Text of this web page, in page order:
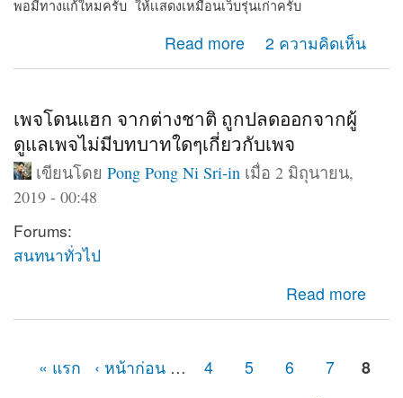
พอมีทางแก้ใหมครับ ให้เเสดงเหมือนเว็บรุ่นเก่าครับ
Read more
about Web shows on computer only 2 ความคิดเห็น
เพจโดนแฮก จากต่างชาติ ถูกปลดออกจากผู้
ดูแลเพจไม่มีบทบาทใดๆเกี่ยวกับเพจ
เขียนโดย Pong Pong Ni Sri-in เมื่อ 2 มิถุนายน,
2019 - 00:48
Forums:
สนทนาทั่วไป
Read more
about เพจโดนแฮก จากต่างชาติ ถูกปลดออกจากผู้ดูแลเพจ
ไม่มีบทบาทใดๆเกี่ยวกับเพจ
« แรก ‹ หน้าก่อน … 4 5 6 7
8